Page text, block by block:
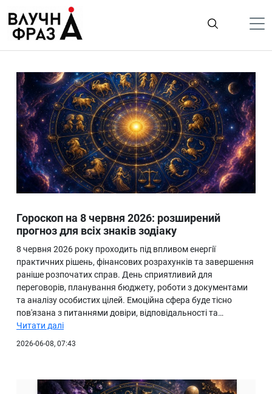
содержимому
Гроші
Життя
Лайфстайл
ТехноНаука
Людина
Ukraine
Про нас
Гороскоп на 8 червня 2026: розширений
прогноз для всіх знаків зодіаку
8 червня 2026 року проходить під впливом енергії
практичних рішень, фінансових розрахунків та завершення
раніше розпочатих справ. День сприятливий для
переговорів, планування бюджету, роботи з документами
та аналізу особистих цілей. Емоційна сфера буде тісно
пов'язана з питаннями довіри, відповідальності та…
Читати далі
2026-06-08, 07:43